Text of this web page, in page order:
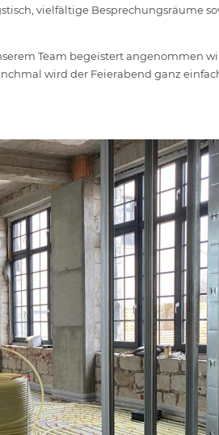
vielfältige Besprechungsräume
Team begeistert angenommen
wird der Feierabend ganz